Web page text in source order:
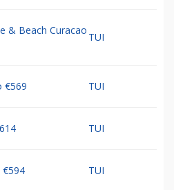
& Beach Curacao
TUI
€569 TUI
TUI
TUI